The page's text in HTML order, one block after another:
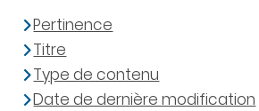
Pertinence
Titre
Type de contenu
Date de dernière modification